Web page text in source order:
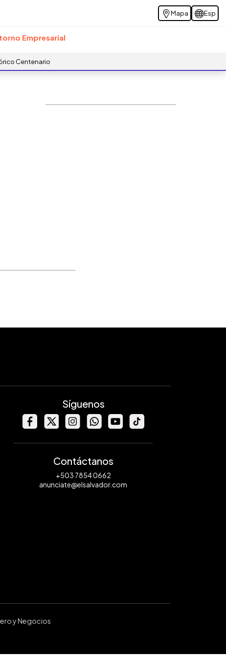
Mapa Esp
Empresarial
Centenario
Síguenos
Contáctanos
+503 7854 0662
anunciate@elsalvador.com
y Negocios